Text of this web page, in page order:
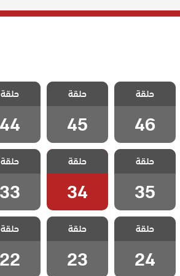
مسلسل حلم
اشرف الحلقة 46
حلقة
46
مسلسل حلم
اشرف الحلقة 45
حلقة
45
مسلسل
اشرف الحلقة
حلقة
44
مسلسل حلم
اشرف الحلقة 35
حلقة
35
مسلسل حلم
اشرف الحلقة 34
حلقة
34
مسلسل
اشرف الحلقة
حلقة
33
مسلسل حلم
اشرف الحلقة 24
حلقة
24
مسلسل حلم
اشرف الحلقة 23
حلقة
23
مسلسل
اشرف الحلقة
حلقة
22